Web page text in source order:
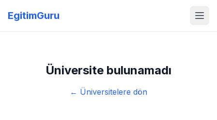
EgitimGuru
Üniversite bulunamadı
← Üniversitelere dön